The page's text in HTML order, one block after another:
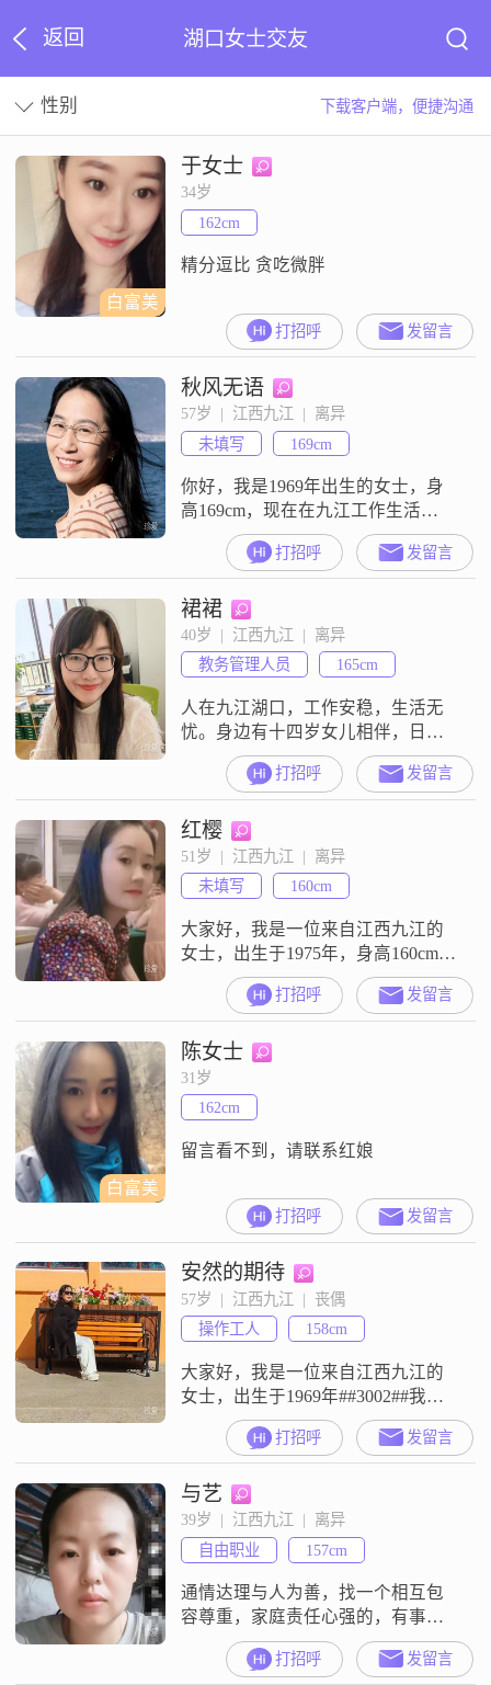
返回 湖口女士交友
性别 下载客户端，便捷沟通
白富美
于女士
34岁
162cm
精分逗比 贪吃微胖
打招呼 发留言
秋风无语
57岁  |  江西九江  |  离异
未填写
169cm
你好，我是1969年出生的女士，身
高169cm，现在在九江工作生活
##3002##我的学历是高中及以下，
目前月收入在3001到5000元之间
##3002##我是一个开朗爱笑的人，
平时性格真诚可靠##3002##在相处
中，我觉得互相尊重很重要，我也
比较注重安全感##3002##生活中，
我喜欢精致生活，平时会做旅行攻
略##
打招呼 发留言
裙裙
40岁  |  江西九江  |  离异
教务管理人员
165cm
人在九江湖口，工作安稳，生活无
忧。身边有十四岁女儿相伴，日常
恬淡简单。对待感情真诚慎重，期
许往后岁月安稳相守。希望对方品
行端正，待人专一，懂浪漫且有仪
式感，无不良嗜好。始于眼缘，忠
于人品，余生漫漫，静待三观契
合、真诚相待的缘分✨
打招呼 发留言
红樱
51岁  |  江西九江  |  离异
未填写
160cm
大家好，我是一位来自江西九江的
女士，出生于1975年，身高160cm。
我的月收入在3000元以下，目前从
事着一份稳定的工作。虽然我的学
历是中专，但我一直保持着学习的
热情，不断提升自己。我性格随
和，善解人意，真诚可靠，总是愿
意站在他人的角度去考虑问题。我
热爱生活，喜欢精致的生活方式，
注重生活品质。平时，我喜欢通过
打招呼 发留言
白富美
陈女士
31岁
162cm
留言看不到，请联系红娘
打招呼 发留言
安然的期待
57岁  |  江西九江  |  丧偶
操作工人
158cm
大家好，我是一位来自江西九江的
女士，出生于1969年##3002##我的
身高是158厘米，虽然不算特别高
挑，但我相信内在的品质比外在的
身高更加重要##3002##目前，我的
月收入在3001到5000元之间，能够
满足基本的生活需求，并且我也有
一些储蓄，能够应对未来可能出现
的各种情况##3002##我性格温柔体
贴，善解人意
打招呼 发留言
与艺
39岁  |  江西九江  |  离异
自由职业
157cm
通情达理与人为善，找一个相互包
容尊重，家庭责任心强的，有事多
沟通，不要冷暴力，生活不易过个
简单安稳的日子
打招呼 发留言